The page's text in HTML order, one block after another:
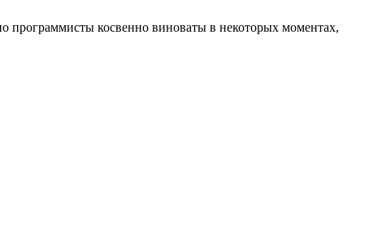
косвенно виноваты в некоторых моментах,